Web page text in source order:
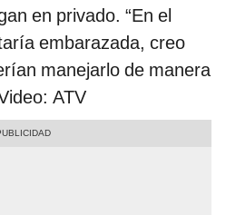
en privado. “En el
embarazada, creo
manejarlo de manera
ATV